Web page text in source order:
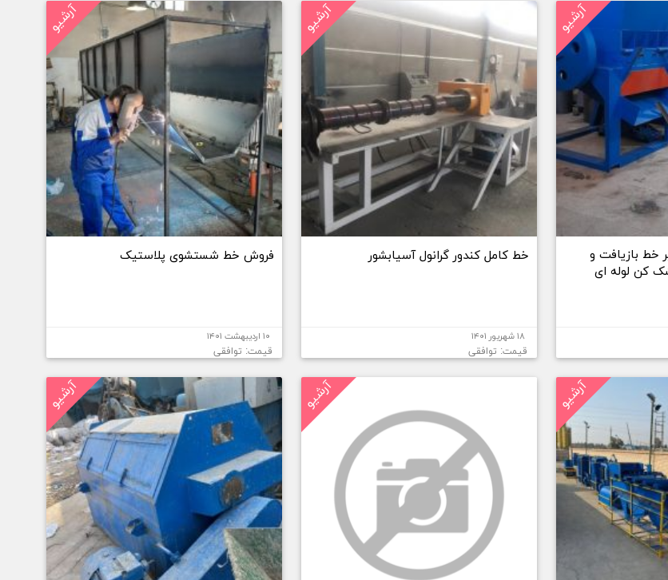
آرشیو
خط بازیافت و
کن لوله ای
آرشیو
خط کامل کندور گرانول آسیابشور
۱۸ شهریور ۱۴۰۱
قیمت: توافقی
آرشیو
فروش خط شستشوی پلاستیک
۱۰ اردیبهشت ۱۴۰۱
قیمت: توافقی
آرشیو آرشیو آرشیو